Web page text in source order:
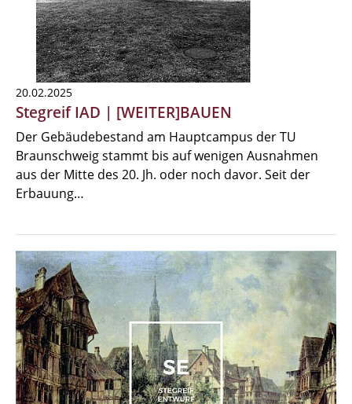
20.02.2025
Stegreif IAD | [WEITER]BAUEN
Der Gebäudebestand am Hauptcampus der TU
Braunschweig stammt bis auf wenigen Ausnahmen
aus der Mitte des 20. Jh. oder noch davor. Seit der
Erbauung…